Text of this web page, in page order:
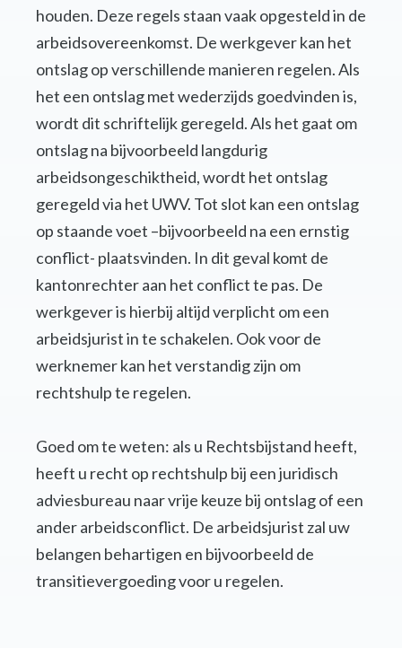
houden. Deze regels staan vaak opgesteld in de
arbeidsovereenkomst. De werkgever kan het
ontslag op verschillende manieren regelen. Als
het een ontslag met wederzijds goedvinden is,
wordt dit schriftelijk geregeld. Als het gaat om
ontslag na bijvoorbeeld langdurig
arbeidsongeschiktheid, wordt het ontslag
geregeld via het UWV. Tot slot kan een ontslag
op staande voet –bijvoorbeeld na een ernstig
conflict- plaatsvinden. In dit geval komt de
kantonrechter aan het conflict te pas. De
werkgever is hierbij altijd verplicht om een
arbeidsjurist in te schakelen. Ook voor de
werknemer kan het verstandig zijn om
rechtshulp te regelen.
Goed om te weten: als u Rechtsbijstand heeft,
heeft u recht op rechtshulp bij een juridisch
adviesbureau naar vrije keuze bij ontslag of een
ander arbeidsconflict. De arbeidsjurist zal uw
belangen behartigen en bijvoorbeeld de
transitievergoeding voor u regelen.